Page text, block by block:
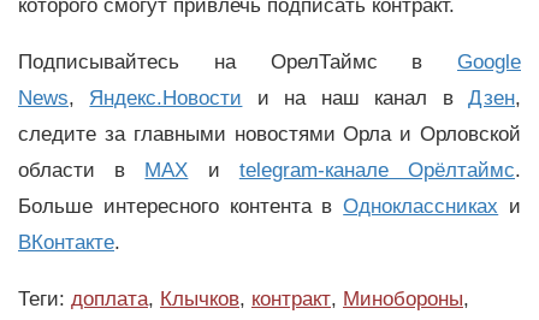
которого смогут привлечь подписать контракт.
Подписывайтесь на ОрелТаймс в Google
News, Яндекс.Новости и на наш канал вДзен,
следите за главными новостями Орла и Орловской
области в MAX и telegram-канале Орёлтаймс.
Больше интересного контента вОдноклассниках и
ВКонтакте.
Теги: доплата, Клычков, контракт, Минобороны,